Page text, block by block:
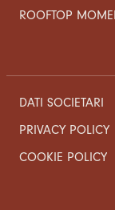
ROOFTOP
DATI SOCIETARI
PRIVACY POLICY
COOKIE POLICY